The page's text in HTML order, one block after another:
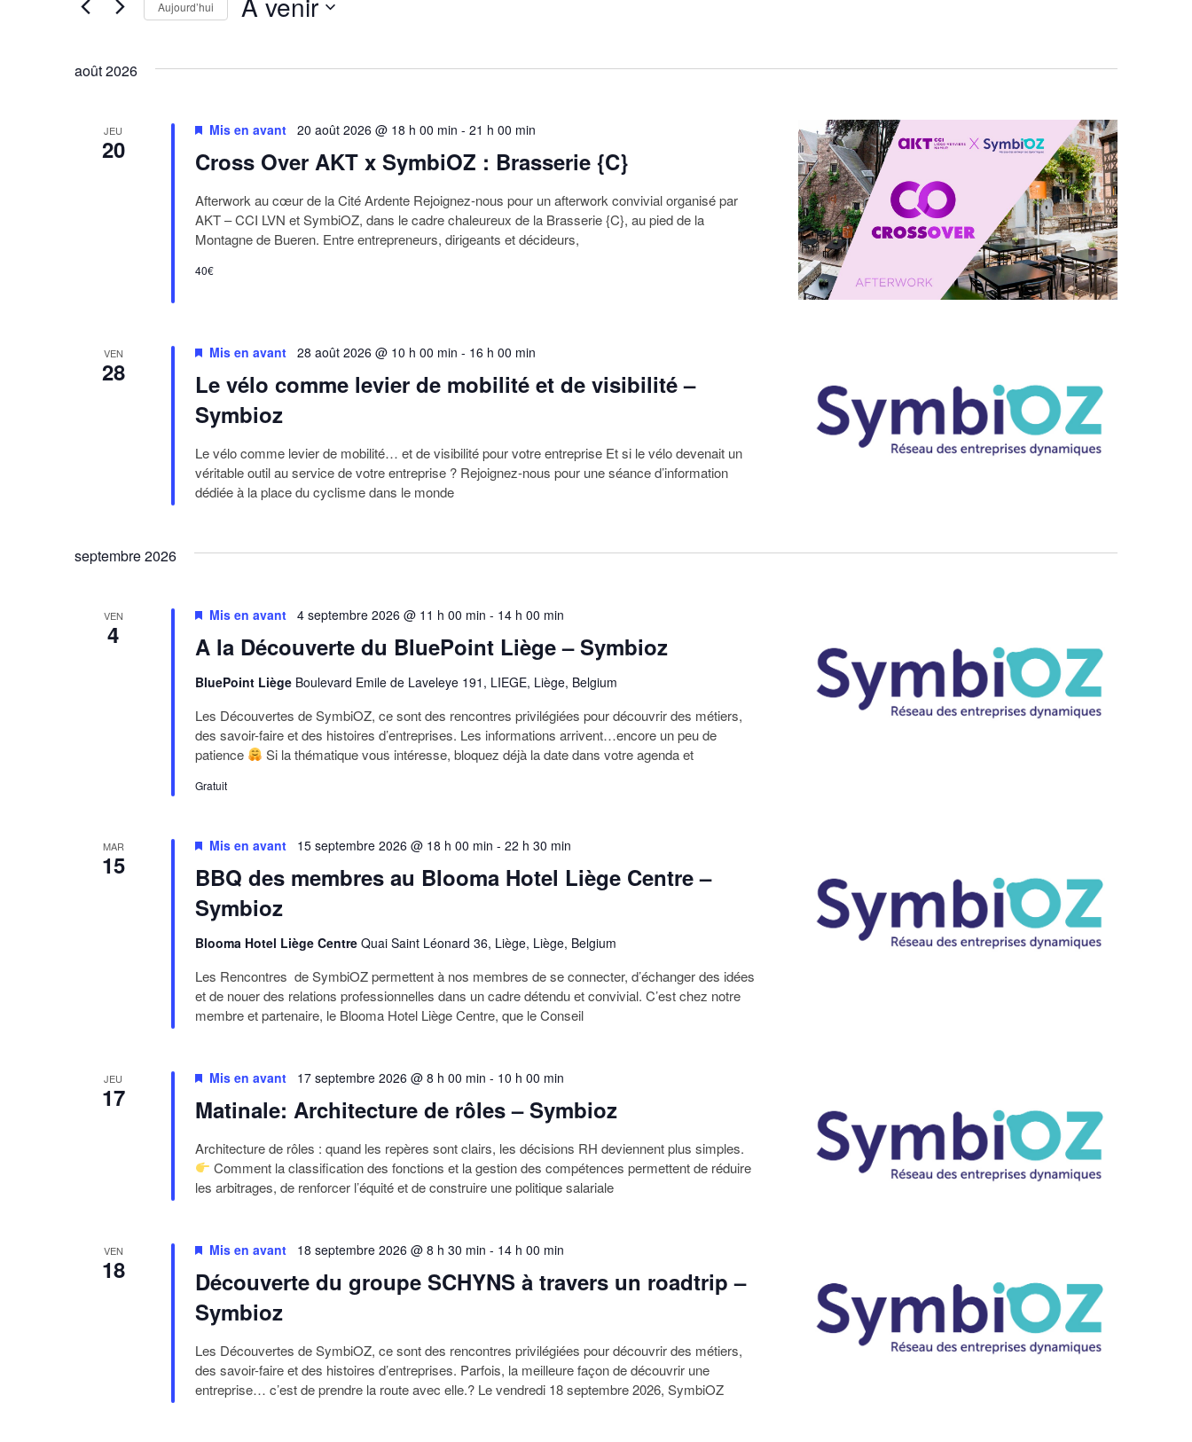
vues
Aujourd’hui
date.
août 2026
JEU
20 Cross Over AKT x SymbiOZ : Brasserie {C}
Mis en avant 20 août 2026 @ 18 h 00 min - 21 h 00 min
Afterwork au cœur de la Cité Ardente Rejoignez-nous pour un afterwork convivial organisé par
AKT – CCI LVN et SymbiOZ, dans le cadre chaleureux de la Brasserie {C}, au pied de la
Montagne de Bueren. Entre entrepreneurs, dirigeants et décideurs,
40€
VEN
28
Le vélo comme levier de mobilité et de visibilité –
Symbioz
Mis en avant 28 août 2026 @ 10 h 00 min - 16 h 00 min
Le vélo comme levier de mobilité… et de visibilité pour votre entreprise Et si le vélo devenait un
véritable outil au service de votre entreprise ? Rejoignez-nous pour une séance d’information
dédiée à la place du cyclisme dans le monde
septembre 2026
VEN
4 A la Découverte du BluePoint Liège – Symbioz
Mis en avant 4 septembre 2026 @ 11 h 00 min - 14 h 00 min
BluePoint Liège Boulevard Emile de Laveleye 191, LIEGE, Liège, Belgium
Les Découvertes de SymbiOZ, ce sont des rencontres privilégiées pour découvrir des métiers,
des savoir-faire et des histoires d’entreprises. Les informations arrivent…encore un peu de
patience
Si la thématique vous intéresse, bloquez déjà la date dans votre agenda et
Gratuit
MAR
15
BBQ des membres au Blooma Hotel Liège Centre –
Symbioz
Mis en avant 15 septembre 2026 @ 18 h 00 min - 22 h 30 min
Blooma Hotel Liège Centre Quai Saint Léonard 36, Liège, Liège, Belgium
Les Rencontres de SymbiOZ permettent à nos membres de se connecter, d’échanger des idées
et de nouer des relations professionnelles dans un cadre détendu et convivial. C’est chez notre
membre et partenaire, le Blooma Hotel Liège Centre, que le Conseil
JEU
17 Matinale: Architecture de rôles – Symbioz
Mis en avant 17 septembre 2026 @ 8 h 00 min - 10 h 00 min
Architecture de rôles : quand les repères sont clairs, les décisions RH deviennent plus simples.
Comment la classification des fonctions et la gestion des compétences permettent de réduire
les arbitrages, de renforcer l’équité et de construire une politique salariale
VEN
18
Découverte du groupe SCHYNS à travers un roadtrip –
Symbioz
Mis en avant 18 septembre 2026 @ 8 h 30 min - 14 h 00 min
Les Découvertes de SymbiOZ, ce sont des rencontres privilégiées pour découvrir des métiers,
des savoir-faire et des histoires d’entreprises. Parfois, la meilleure façon de découvrir une
entreprise… c’est de prendre la route avec elle.? Le vendredi 18 septembre 2026, SymbiOZ